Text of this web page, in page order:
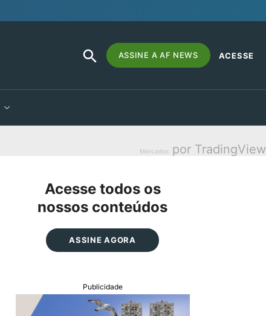
Search
for:
SEARCH
BUTTON
ASSINE A AF NEWS ACESSE
Mercados por TradingView
Acesse todos os
nossos conteúdos
ASSINE AGORA
Publicidade